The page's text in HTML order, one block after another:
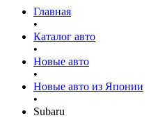
Главная
•
Каталог авто
•
Новые авто
•
Новые авто из Японии
•
Subaru